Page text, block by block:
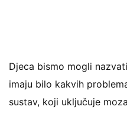
Djeca bismo mogli
imaju bilo kakvih
sustav, koji uključuje